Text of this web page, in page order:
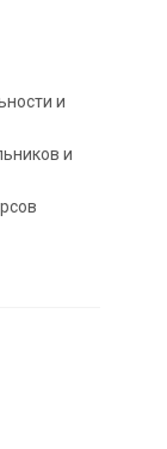
и
и